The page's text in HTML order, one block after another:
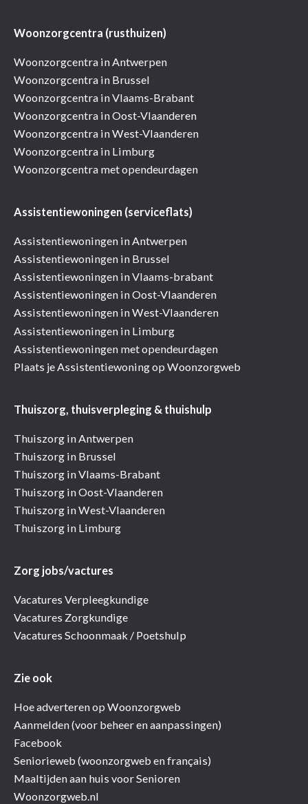
Woonzorgcentra (rusthuizen)
Woonzorgcentra in Antwerpen
Woonzorgcentra in Brussel
Woonzorgcentra in Vlaams-Brabant
Woonzorgcentra in Oost-Vlaanderen
Woonzorgcentra in West-Vlaanderen
Woonzorgcentra in Limburg
Woonzorgcentra met opendeurdagen
Assistentiewoningen (serviceflats)
Assistentiewoningen in Antwerpen
Assistentiewoningen in Brussel
Assistentiewoningen in Vlaams-brabant
Assistentiewoningen in Oost-Vlaanderen
Assistentiewoningen in West-Vlaanderen
Assistentiewoningen in Limburg
Assistentiewoningen met opendeurdagen
Plaats je Assistentiewoning op Woonzorgweb
Thuiszorg, thuisverpleging & thuishulp
Thuiszorg in Antwerpen
Thuiszorg in Brussel
Thuiszorg in Vlaams-Brabant
Thuiszorg in Oost-Vlaanderen
Thuiszorg in West-Vlaanderen
Thuiszorg in Limburg
Zorg jobs/vactures
Vacatures Verpleegkundige
Vacatures Zorgkundige
Vacatures Schoonmaak / Poetshulp
Zie ook
Hoe adverteren op Woonzorgweb
Aanmelden (voor beheer en aanpassingen)
Facebook
Seniorieweb (woonzorgweb en français)
Maaltijden aan huis voor Senioren
Woonzorgweb.nl